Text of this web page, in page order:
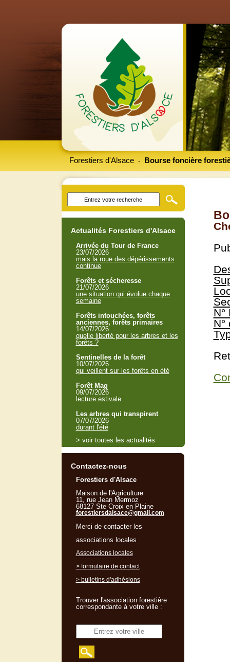
Forestiers d'Alsace Bourse foncière
-
N°
N°
Actualités Forestiers d'Alsace
Arrivée du Tour de France
23/07/2026
mais la roue des dépérissements
continue
Forêts et sécheresse
21/07/2026
une situation qui évolue chaque
semaine
Forêts intouchées, forêts
anciennes, forêts primaires
14/07/2026
quelle liberté pour les arbres et les
forêts ?
Sentinelles de la forêt
10/07/2026
qui veillent sur les forêts en été
Forêt Mag
09/07/2026
lecture estivale
Les arbres qui transpirent
07/07/2026
durant l'été
> voir toutes les actualités
Contactez-nous
Forestiers d'Alsace
Maison de l'Agriculture
11, rue Jean Mermoz
68127 Ste Croix en Plaine
forestiersdalsace@gmail.com
Merci de contacter les
associations locales
Associations locales
> formulaire de contact
> bulletins d'adhésions
Trouver l'association forestière
correspondante à votre ville :